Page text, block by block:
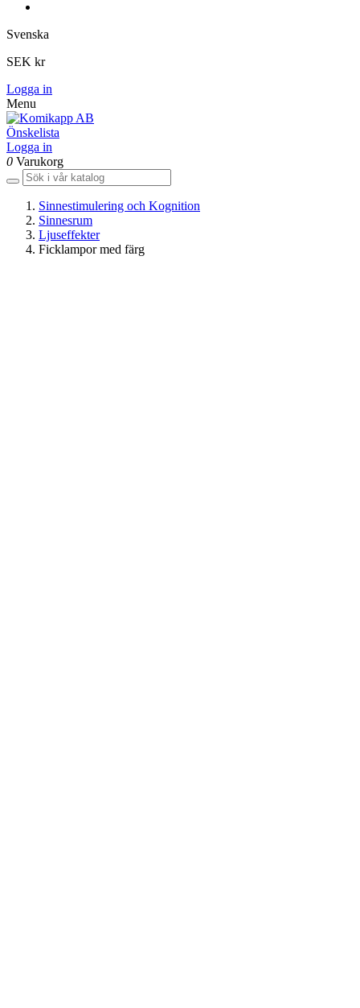
Svenska
SEK kr
Logga in
Menu
Önskelista
Logga in
0 Varukorg
Sinnestimulering och Kognition
Sinnesrum
Ljuseffekter
Ficklampor med färg